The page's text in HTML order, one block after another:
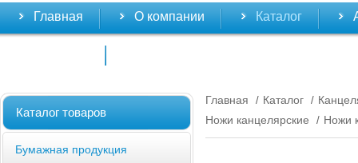
Главная О компании Каталог
Каталог товаров
Бумажная продукция
Главная / Каталог /
Ножи канцелярские
/ Ножи